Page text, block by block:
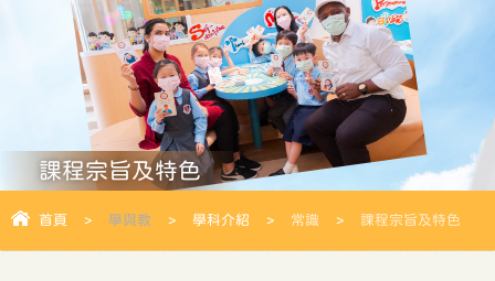
課程宗旨及特色
首頁 > 學與教 > 學科介紹 > 常識 > 課程宗旨及特色